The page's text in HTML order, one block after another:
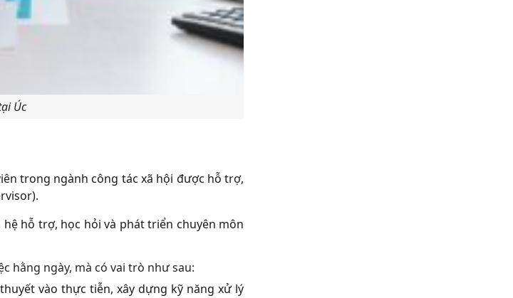
Úc
trong ngành công tác xã hội được hỗ trợ,
hỗ trợ, học hỏi và phát triển chuyên môn
hằng ngày, mà có vai trò như sau:
vào thực tiễn, xây dựng kỹ năng xử lý